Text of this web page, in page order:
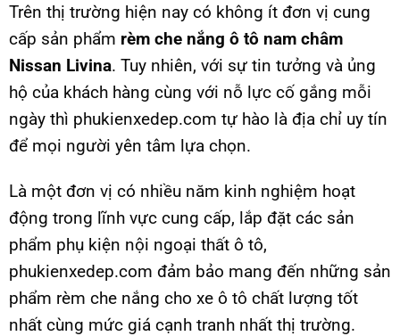
Trên thị trường hiện nay có không ít đơn vị cung
cấp sản phẩm rèm che nắng ô tô nam châm
Nissan Livina. Tuy nhiên, với sự tin tưởng và ủng
hộ của khách hàng cùng với nỗ lực cố gắng mỗi
ngày thì phukienxedep.com tự hào là địa chỉ uy tín
để mọi người yên tâm lựa chọn.
Là một đơn vị có nhiều năm kinh nghiệm hoạt
động trong lĩnh vực cung cấp, lắp đặt các sản
phẩm phụ kiện nội ngoại thất ô tô,
phukienxedep.com đảm bảo mang đến những sản
phẩm rèm che nắng cho xe ô tô chất lượng tốt
nhất cùng mức giá cạnh tranh nhất thị trường.